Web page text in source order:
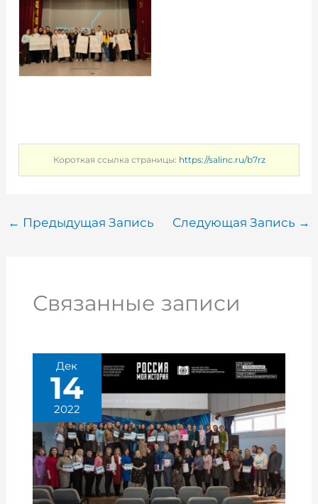
Короткая ссылка страницы: https://salinc.ru/b7rz
← Предыдущая Запись Следующая Запись →
Связанные записи
Дек
14
2022